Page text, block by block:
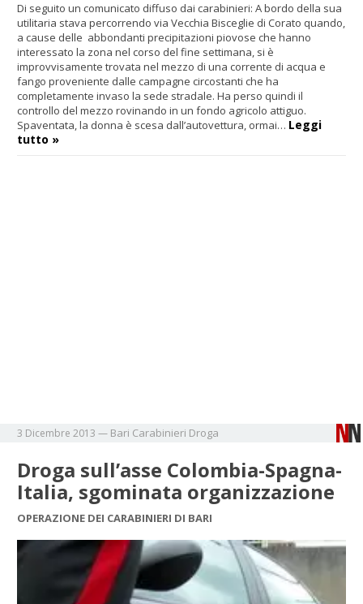
Di seguito un comunicato diffuso dai carabinieri: A bordo della sua
utilitaria stava percorrendo via Vecchia Bisceglie di Corato quando,
a cause delle abbondanti precipitazioni piovose che hanno
interessato la zona nel corso del fine settimana, si è
improvvisamente trovata nel mezzo di una corrente di acqua e
fango proveniente dalle campagne circostanti che ha
completamente invaso la sede stradale. Ha perso quindi il
controllo del mezzo rovinando in un fondo agricolo attiguo.
Spaventata, la donna è scesa dall’autovettura, ormai… Leggi
tutto »
3 Dicembre 2013 — Bari Carabinieri Droga
Droga sull’asse Colombia-Spagna-
Italia, sgominata organizzazione
OPERAZIONE DEI CARABINIERI DI BARI